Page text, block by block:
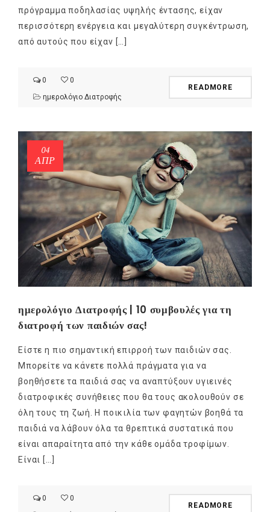
πρόγραμμα ποδηλασίας υψηλής έντασης, είχαν
περισσότερη ενέργεια και μεγαλύτερη συγκέντρωση,
από αυτούς που είχαν […]
0
0
ημερολόγιο Διατροφής
READMORE
04
ΑΠΡ
ημερολόγιο Διατροφής | 10 συμβουλές για τη
διατροφή των παιδιών σας!
Είστε η πιο σημαντική επιρροή των παιδιών σας.
Μπορείτε να κάνετε πολλά πράγματα για να
βοηθήσετε τα παιδιά σας να αναπτύξουν υγιεινές
διατροφικές συνήθειες που θα τους ακολουθούν σε
όλη τους τη ζωή. Η ποικιλία των φαγητών βοηθά τα
παιδιά να λάβουν όλα τα θρεπτικά συστατικά που
είναι απαραίτητα από την κάθε ομάδα τροφίμων.
Είναι […]
0
0
READMORE